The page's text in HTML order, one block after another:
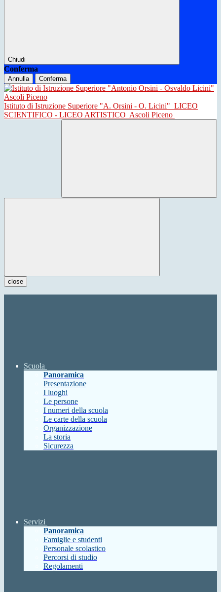
Chiudi
Conferma
Annulla Conferma
Istituto di Istruzione Superiore "A. Orsini - O. Licini" LICEO
SCIENTIFICO - LICEO ARTISTICO Ascoli Piceno
close
Scuola
Panoramica
Presentazione
I luoghi
Le persone
I numeri della scuola
Le carte della scuola
Organizzazione
La storia
Sicurezza
Servizi
Panoramica
Famiglie e studenti
Personale scolastico
Percorsi di studio
Regolamenti